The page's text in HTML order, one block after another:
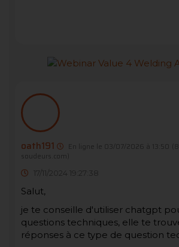
oath191 En ligne le 03/07/2026 à 13:50
soudeurs.com)
17/11/2024 19:27:38
Salut,
je te conseille d'utiliser chatgpt
questions techniques, elle te
réponses à ce type de question